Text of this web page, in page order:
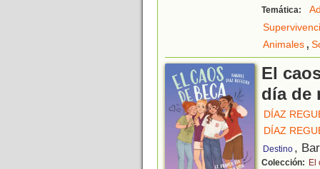
Temática:
Animales,
El
día de
DÍAZ
DÍAZ
Destino ,
Colección: El